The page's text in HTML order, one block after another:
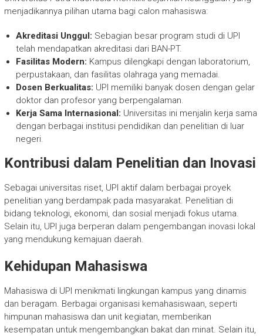
menjadikannya pilihan utama bagi calon mahasiswa:
Akreditasi Unggul: Sebagian besar program studi di UPI
telah mendapatkan akreditasi dari BAN-PT.
Fasilitas Modern: Kampus dilengkapi dengan laboratorium,
perpustakaan, dan fasilitas olahraga yang memadai.
Dosen Berkualitas: UPI memiliki banyak dosen dengan gelar
doktor dan profesor yang berpengalaman.
Kerja Sama Internasional: Universitas ini menjalin kerja sama
dengan berbagai institusi pendidikan dan penelitian di luar
negeri.
Kontribusi dalam Penelitian dan Inovasi
Sebagai universitas riset, UPI aktif dalam berbagai proyek
penelitian yang berdampak pada masyarakat. Penelitian di
bidang teknologi, ekonomi, dan sosial menjadi fokus utama.
Selain itu, UPI juga berperan dalam pengembangan inovasi lokal
yang mendukung kemajuan daerah.
Kehidupan Mahasiswa
Mahasiswa di UPI menikmati lingkungan kampus yang dinamis
dan beragam. Berbagai organisasi kemahasiswaan, seperti
himpunan mahasiswa dan unit kegiatan, memberikan
kesempatan untuk mengembangkan bakat dan minat. Selain itu,